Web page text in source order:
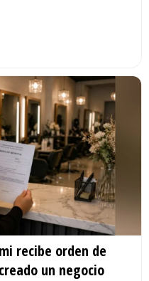
recibe orden de
un negocio